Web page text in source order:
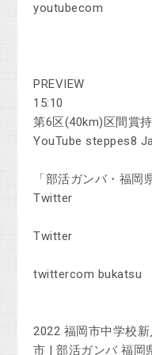
youtubecom
PREVIEW
15:10
第6区(40km)区間賞
YouTube steppes8
「部活ガンバ・福
Twitter
Twitter
twittercom bukatsu
2022 福岡市中学校
市 | 部活ガンバ 福岡